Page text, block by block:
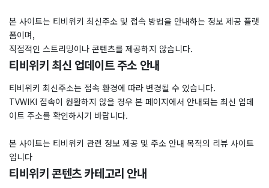
본 사이트는 티비위키 최신주소 및 접속 방법을 안내하는 정보 제공 플랫
폼이며,
직접적인 스트리밍이나 콘텐츠를 제공하지 않습니다.
티비위키 최신 업데이트 주소 안내
티비위키 최신주소는 접속 환경에 따라 변경될 수 있습니다.
TVWIKI 접속이 원활하지 않을 경우 본 페이지에서 안내되는 최신 업데
이트 주소를 확인하시기 바랍니다.
본 사이트는 티비위키 관련 정보 제공 및 주소 안내 목적의 리뷰 사이트
입니다
티비위키 콘텐츠 카테고리 안내